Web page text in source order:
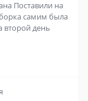
Поставили на
самим была
второй день